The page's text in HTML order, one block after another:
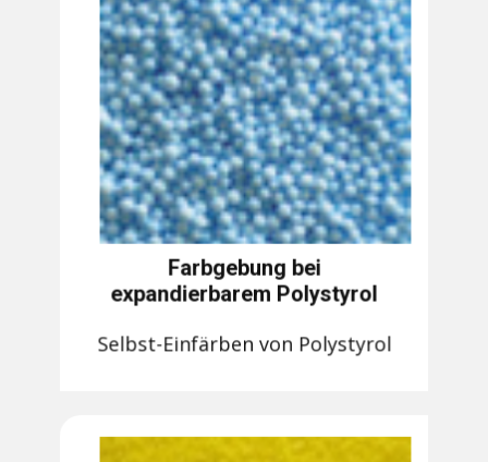
Farbgebung bei
expandierbarem Polystyrol
Selbst-Einfärben von Polystyrol